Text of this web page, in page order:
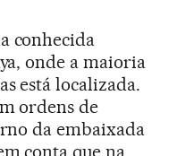
conhecida
onde a maioria
está localizada.
ordens de
da embaixada
conta que na